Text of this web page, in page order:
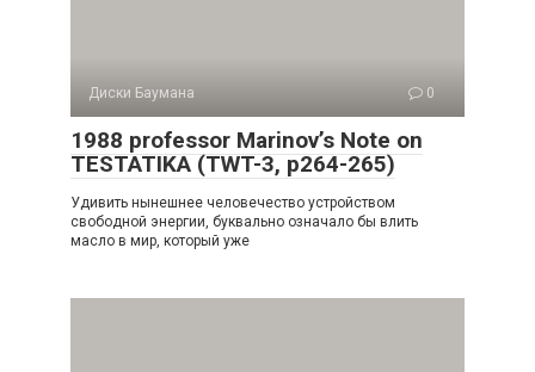
Диски Баумана 0
1988 professor Marinov’s Note on
TESTATIKA (TWT-3, p264-265)
Удивить нынешнее человечество устройством
свободной энергии, буквально означало бы влить
масло в мир, который уже